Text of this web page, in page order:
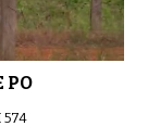
PO
574